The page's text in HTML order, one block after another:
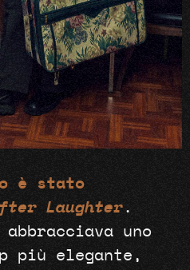
è stato
Laughter.
uno
più elegante,